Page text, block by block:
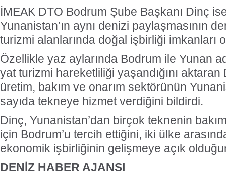
İMEAK DTO Bodrum Şube Başkanı Dinç
Yunanistan’ın aynı denizi paylaşmasının
turizmi alanlarında doğal işbirliği imkanları
Özellikle yaz aylarında Bodrum ile Yunan
yat turizmi hareketliliği yaşandığını
üretim, bakım ve onarım sektörünün
sayıda tekneye hizmet verdiğini bildirdi.
Dinç, Yunanistan’dan birçok teknenin
için Bodrum’u tercih ettiğini, iki ülke
ekonomik işbirliğinin gelişmeye açık
DENİZ HABER AJANSI